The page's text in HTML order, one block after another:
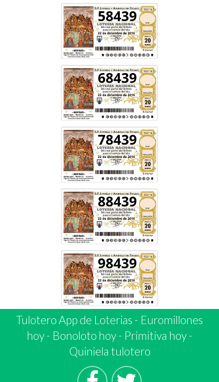
58439
68439
78439
88439
98439
Tulotero App de Loterias - Euromillones
hoy- Bonoloto hoy- Primitiva hoy-
Quiniela tulotero